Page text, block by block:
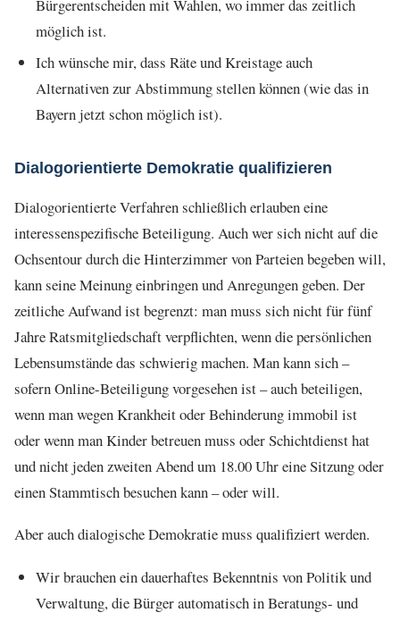
Bürgerentscheiden mit Wahlen, wo immer das zeitlich
möglich ist.
Ich wünsche mir, dass Räte und Kreistage auch
Alternativen zur Abstimmung stellen können (wie das in
Bayern jetzt schon möglich ist).
Dialogorientierte Demokratie qualifizieren
Dialogorientierte Verfahren schließlich erlauben eine
interessenspezifische Beteiligung. Auch wer sich nicht auf die
Ochsentour durch die Hinterzimmer von Parteien begeben will,
kann seine Meinung einbringen und Anregungen geben. Der
zeitliche Aufwand ist begrenzt: man muss sich nicht für fünf
Jahre Ratsmitgliedschaft verpflichten, wenn die persönlichen
Lebensumstände das schwierig machen. Man kann sich –
sofern Online-Beteiligung vorgesehen ist – auch beteiligen,
wenn man wegen Krankheit oder Behinderung immobil ist
oder wenn man Kinder betreuen muss oder Schichtdienst hat
und nicht jeden zweiten Abend um 18.00 Uhr eine Sitzung oder
einen Stammtisch besuchen kann – oder will.
Aber auch dialogische Demokratie muss qualifiziert werden.
Wir brauchen ein dauerhaftes Bekenntnis von Politik und
Verwaltung, die Bürger automatisch in Beratungs- und